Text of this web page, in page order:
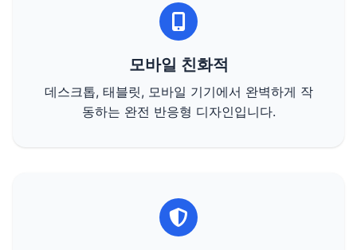
모바일 친화적
데스크톱, 태블릿, 모바일 기기에서 완벽하게 작
동하는 완전 반응형 디자인입니다.